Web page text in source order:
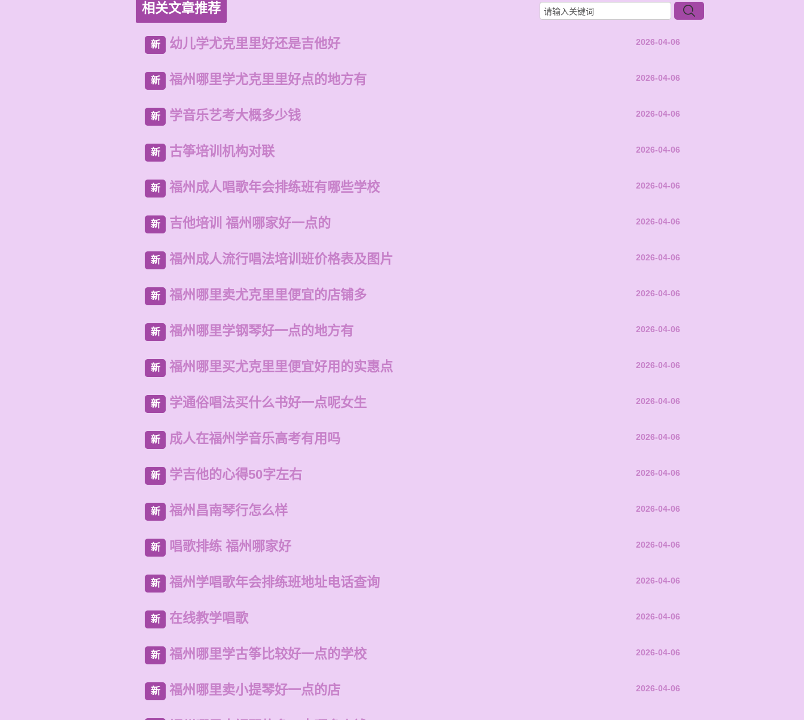
相关文章推荐
新 幼儿学尤克里里好还是吉他好 2026-04-06
新 福州哪里学尤克里里好点的地方有 2026-04-06
新 学音乐艺考大概多少钱 2026-04-06
新 古筝培训机构对联 2026-04-06
新 福州成人唱歌年会排练班有哪些学校 2026-04-06
新 吉他培训 福州哪家好一点的 2026-04-06
新 福州成人流行唱法培训班价格表及图片 2026-04-06
新 福州哪里卖尤克里里便宜的店铺多 2026-04-06
新 福州哪里学钢琴好一点的地方有 2026-04-06
新 福州哪里买尤克里里便宜好用的实惠点 2026-04-06
新 学通俗唱法买什么书好一点呢女生 2026-04-06
新 成人在福州学音乐高考有用吗 2026-04-06
新 学吉他的心得50字左右 2026-04-06
新 福州昌南琴行怎么样 2026-04-06
新 唱歌排练 福州哪家好 2026-04-06
新 福州学唱歌年会排练班地址电话查询 2026-04-06
新 在线教学唱歌 2026-04-06
新 福州哪里学古筝比较好一点的学校 2026-04-06
新 福州哪里卖小提琴好一点的店 2026-04-06